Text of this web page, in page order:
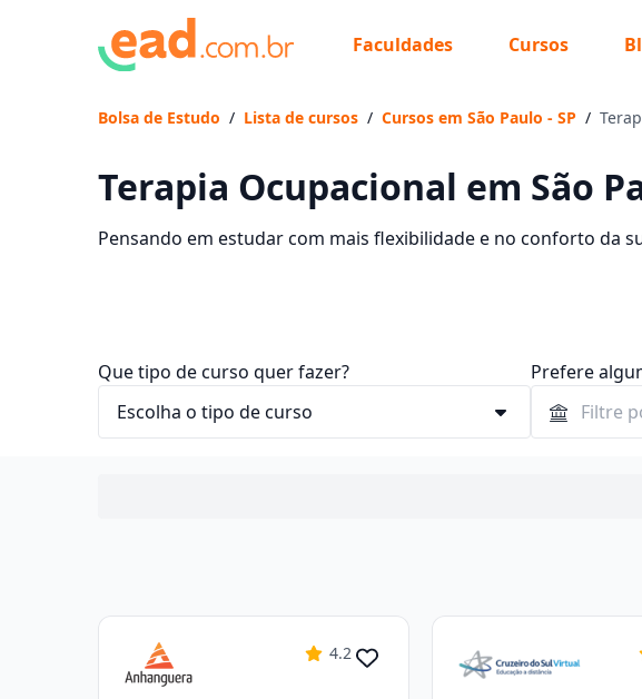
Faculdades Cursos
Bolsa de Estudo / Lista de cursos / Cursos em São Paulo - SP /
Terapia Ocupacional em São
Pensando em estudar com mais flexibilidade e no conforto da
Que tipo de curso quer fazer? Prefere
4.2